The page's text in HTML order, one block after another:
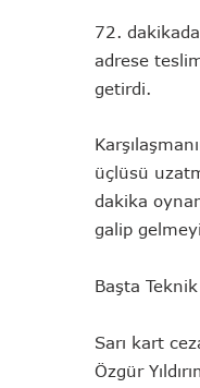
72.
adrese
getirdi.
üçlüsü
dakika
galip
Başta
Sarı kart
Özgür